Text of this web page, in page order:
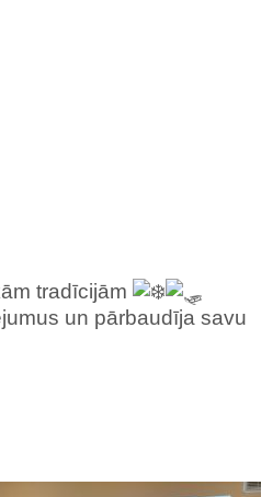
tradīcijām
un pārbaudīja savu